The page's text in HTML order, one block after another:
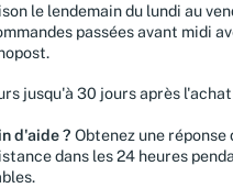
le lendemain du lundi au
passées avant midi
jusqu'à 30 jours après l'achat
d'aide ? Obtenez une
dans les 24 heures